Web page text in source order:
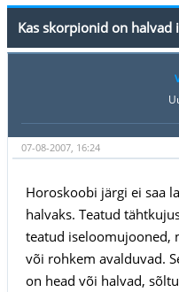
Kas skorpionid on halvad
07-08-2007, 16:24
Horoskoobi järgi ei saa
halvaks. Teatud
teatud iseloomujooned,
või rohkem avalduvad.
on head või halvad,